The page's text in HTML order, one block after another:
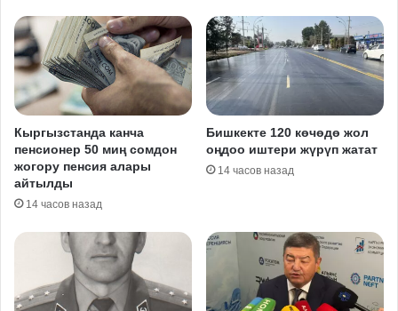
Кыргызстанда канча
пенсионер 50 миң сомдон
жогору пенсия алары
айтылды
14 часов назад
Бишкекте 120 көчөдө жол
оңдоо иштери жүрүп жатат
14 часов назад